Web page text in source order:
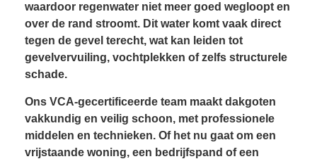
waardoor regenwater niet meer goed wegloopt en
over de rand stroomt. Dit water komt vaak direct
tegen de gevel terecht, wat kan leiden tot
gevelvervuiling, vochtplekken of zelfs structurele
schade.
Ons VCA-gecertificeerde team maakt dakgoten
vakkundig en veilig schoon, met professionele
middelen en technieken. Of het nu gaat om een
vrijstaande woning, een bedrijfspand of een